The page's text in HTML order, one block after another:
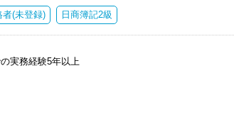
者(未登録) 日商簿記2級
実務経験5年以上